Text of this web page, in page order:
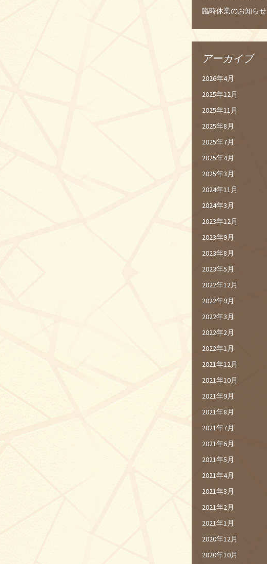
臨時休業のお知らせ
アーカイブ
2026年4月
2025年12月
2025年11月
2025年8月
2025年7月
2025年4月
2025年3月
2024年11月
2024年3月
2023年12月
2023年9月
2023年8月
2023年5月
2022年12月
2022年9月
2022年3月
2022年2月
2022年1月
2021年12月
2021年10月
2021年9月
2021年8月
2021年7月
2021年6月
2021年5月
2021年4月
2021年3月
2021年2月
2021年1月
2020年12月
2020年10月